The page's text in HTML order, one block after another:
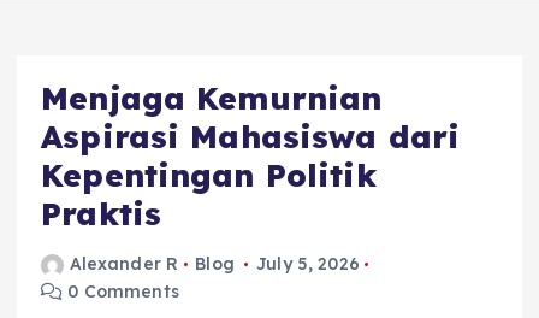
Menjaga Kemurnian
Aspirasi Mahasiswa dari
Kepentingan Politik
Praktis
Alexander R Blog
July 5, 2026
0 Comments